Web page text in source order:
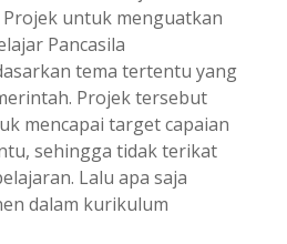
untuk menguatkan
Pancasila
tema tertentu yang
Projek tersebut
mencapai target capaian
sehingga tidak terikat
Lalu apa saja
dalam kurikulum